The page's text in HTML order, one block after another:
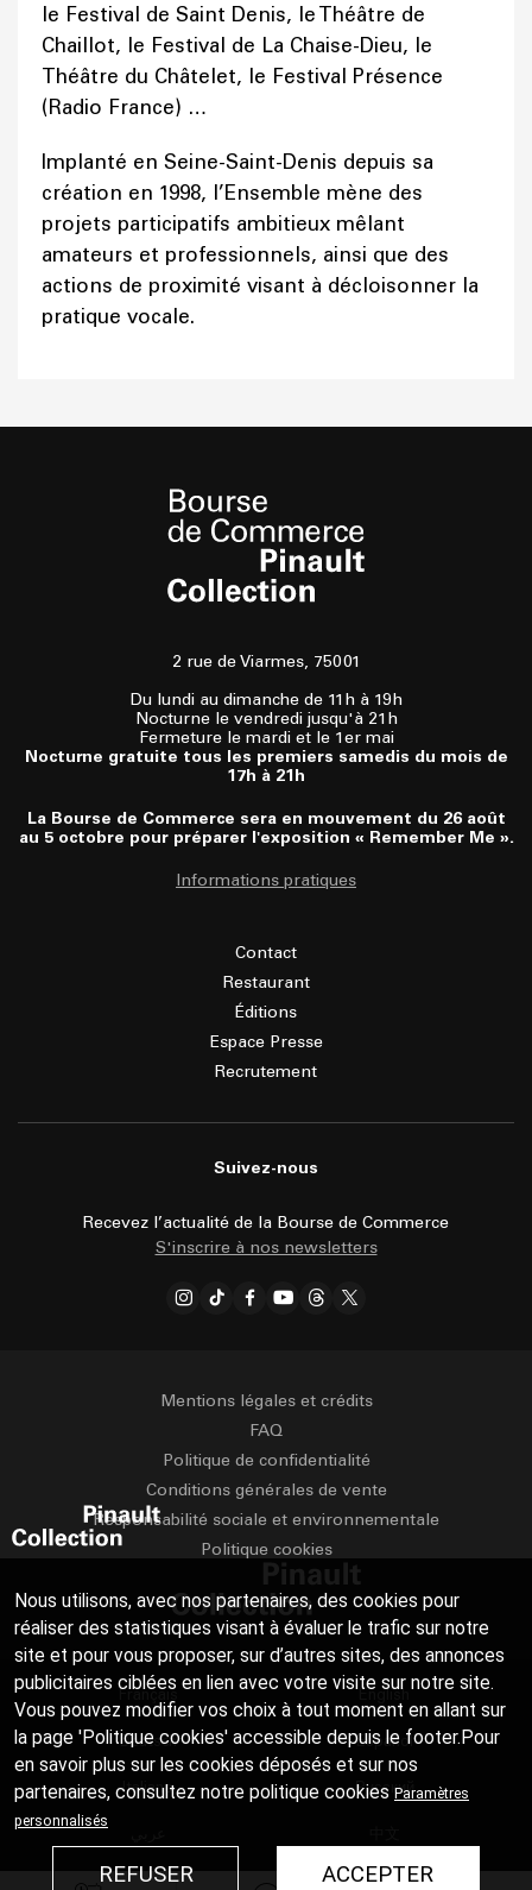
le Festival de Saint Denis, le Théâtre de
Chaillot, le Festival de La Chaise-Dieu, le
Théâtre du Châtelet, le Festival Présence
(Radio France) …
Implanté en Seine-Saint-Denis depuis sa
création en 1998, l’Ensemble mène des
projets participatifs ambitieux mêlant
amateurs et professionnels, ainsi que des
actions de proximité visant à décloisonner la
pratique vocale.
2 rue de Viarmes, 75001
Du lundi au dimanche de 11h à 19h
Nocturne le vendredi jusqu'à 21h
Fermeture le mardi et le 1er mai
Nocturne gratuite tous les premiers samedis du mois de
17h à 21h
La Bourse de Commerce sera en mouvement du 26 août
au 5 octobre pour préparer l'exposition « Remember Me ».
Informations pratiques
Contact
Restaurant
Éditions
Espace Presse
Recrutement
Suivez-nous
Recevez l’actualité de la Bourse de Commerce
S'inscrire à nos newsletters
Mentions légales et crédits
FAQ
Politique de confidentialité
Conditions générales de vente
Responsabilité sociale et environnementale
Politique cookies
Français English
Deutsch Español
Italiano Русский
日本語
Nous utilisons, avec nos partenaires, des cookies pour
réaliser des statistiques visant à évaluer le trafic sur notre
site et pour vous proposer, sur d’autres sites, des annonces
publicitaires ciblées en lien avec votre visite sur notre site.
Vous pouvez modifier vos choix à tout moment en allant sur
la page 'Politique cookies' accessible depuis le footer.Pour
en savoir plus sur les cookies déposés et sur nos
partenaires, consultez notre politique cookies Paramètres
personnalisés
ACCEPTER
REFUSER